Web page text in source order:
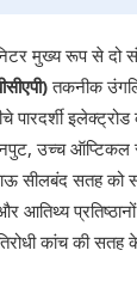
मुख्य रूप से दो
तकनीक
उच्च ऑप्टिकल
सीलबंद सतह को
प्रतिष्ठानों
कांच की सतह